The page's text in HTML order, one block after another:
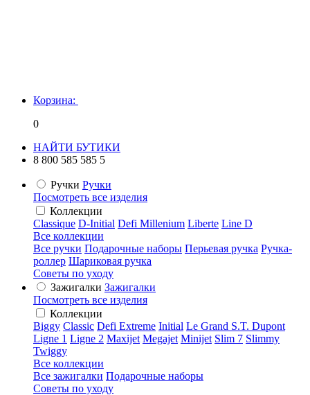
Корзина:
0
НАЙТИ БУТИКИ
8 800 585 585 5
Ручки Ручки
Посмотреть все изделия
Коллекции
Classique D-Initial Defi Millenium Liberte Line D
Все коллекции
Все ручки Подарочные наборы Перьевая ручка Ручка-
роллер Шариковая ручка
Советы по уходу
Зажигалки Зажигалки
Посмотреть все изделия
Коллекции
Biggy Classic Defi Extreme Initial Le Grand S.T. Dupont
Ligne 1 Ligne 2 Maxijet Megajet Minijet Slim 7 Slimmy
Twiggy
Все коллекции
Все зажигалки Подарочные наборы
Советы по уходу